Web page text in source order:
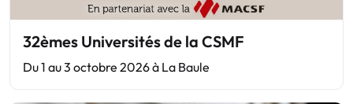
32èmes Universités de la CSMF
Du 1 au 3 octobre 2026 à La Baule